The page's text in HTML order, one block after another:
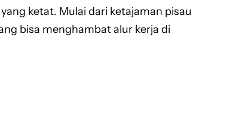
ketat. Mulai dari ketajaman pisau
bisa menghambat alur kerja di